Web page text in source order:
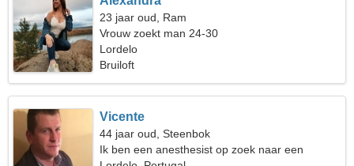
23 jaar oud, Ram
Vrouw zoekt man 24-30
Lordelo
Bruiloft
Vicente
44 jaar oud, Steenbok
Ik ben een anesthesist op zoek naar een